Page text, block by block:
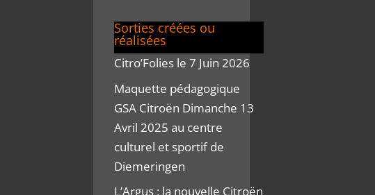
Sorties créées ou
réalisées
Citro’Folies le 7 Juin 2026
Maquette pédagogique
GSA Citroën Dimanche 13
Avril 2025 au centre
culturel et sportif de
Diemeringen
L’Argus : la nouvelle Citroën